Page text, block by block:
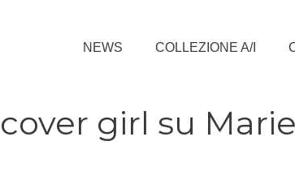
NEWS COLLEZIONE A/I
girl su Marie